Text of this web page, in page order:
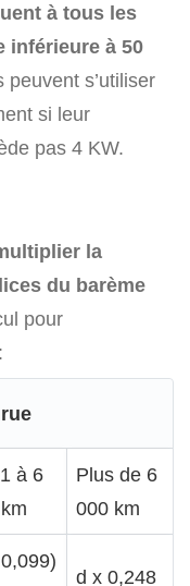
à tous les
inférieure à 50
s’utiliser
si leur
pas 4 KW.
la
du barème
pour
à 6
Plus de 6
000 km
d x 0,248